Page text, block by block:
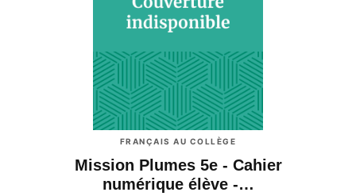
FRANÇAIS AU COLLÈGE
Mission Plumes 5e - Cahier
numérique élève -…